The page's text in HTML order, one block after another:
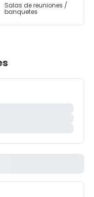
Salas de reuniones /
banquetes